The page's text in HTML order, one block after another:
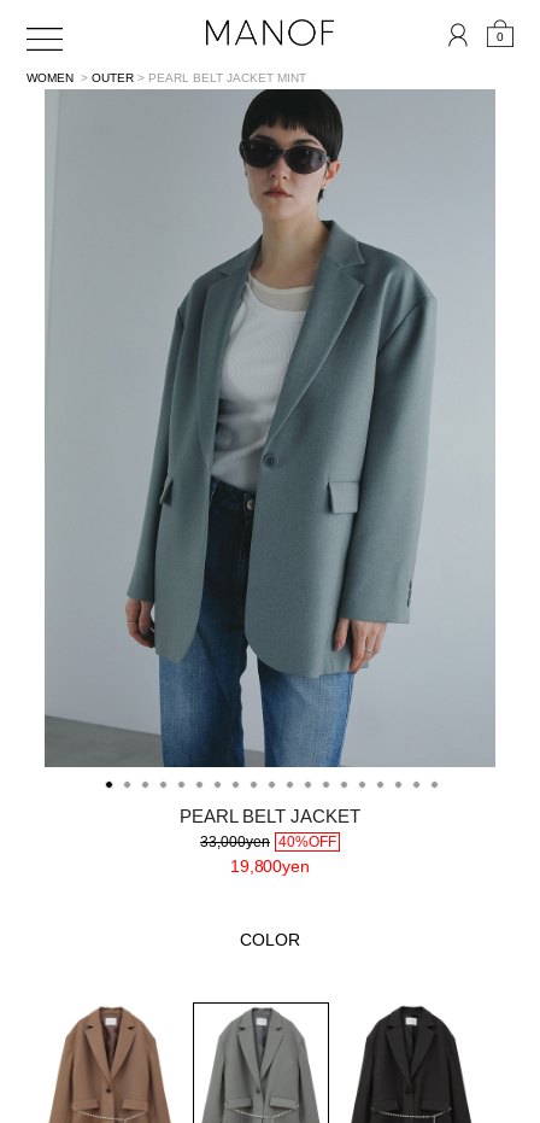
0
WOMEN >OUTER > PEARL BELT JACKET MINT
PEARL BELT JACKET
33,000yen 40%OFF
19,800yen
COLOR